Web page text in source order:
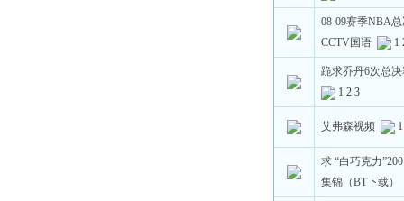
08-09赛季NBA
CCTV国语
1
跪求乔丹6次总
1 2 3
艾弗森视频 1
求 “白巧克力
集锦（BT下载）